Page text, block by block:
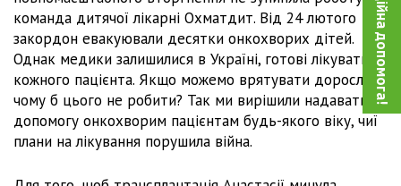
команда дитячої лікарні Охматдит. Від 24 лютого
закордон евакуювали десятки онкохворих дітей.
Однак медики залишилися в Україні, готові лікувати
кожного пацієнта. Якщо можемо врятувати дорослих,
чому б цього не робити? Так ми вирішили надавати
допомогу онкохворим пацієнтам будь-якого віку, чиї
плани на лікування порушила війна.